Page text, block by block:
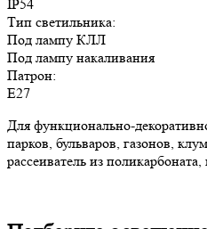
IP54
Тип светильника:
Под лампу КЛЛ
Под лампу накаливания
Патрон:
Е27
Для функционально-
парков, бульваров, газонов,
рассеиватель из